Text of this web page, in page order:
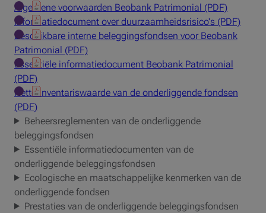
Algemene voorwaarden Beobank Patrimonial (PDF)
Informatiedocument over duurzaamheidsrisico's (PDF)
Beschikbare interne beleggingsfondsen voor Beobank
Patrimonial (PDF)
Essentiële informatiedocument Beobank Patrimonial
(PDF)
Netto inventariswaarde van de onderliggende fondsen
(PDF)
Beheersreglementen van de onderliggende
beleggingsfondsen
Essentiële informatiedocumenten van de
onderliggende beleggingsfondsen
Ecologische en maatschappelijke kenmerken van de
onderliggende fondsen
Prestaties van de onderliggende beleggingsfondsen